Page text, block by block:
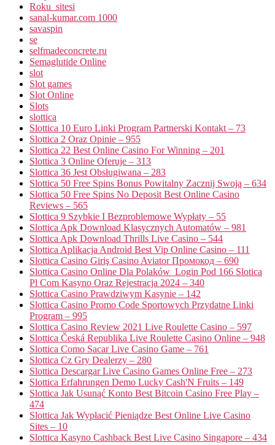
Roku_sitesi
sanal-kumar.com 1000
savaspin
se
selfmadeconcrete.ru
Semaglutide Online
slot
Slot games
Slot Online
Slots
slottica
Slottica 10 Euro Linki Program Partnerski Kontakt – 73
Slottica 2 Oraz Opinie – 955
Slottica 22 Best Online Casino For Winning – 201
Slottica 3 Online Oferuje – 313
Slottica 36 Jest Obsługiwana – 283
Slottica 50 Free Spins Bonus Powitalny Zacznij Swoją – 634
Slottica 50 Free Spins No Deposit Best Online Casino
Reviews – 565
Slottica 9 Szybkie I Bezproblemowe Wypłaty – 55
Slottica Apk Download Klasycznych Automatów – 981
Slottica Apk Download Thrills Live Casino – 544
Slottica Aplikacja Android Best Vip Online Casino – 111
Slottica Casino Giriş Casino Aviator Промокод – 690
Slottica Casino Online Dla Polaków ️ Login Pod 166 Slotica
Pl Com Kasyno Oraz Rejestracja 2024 – 340
Slottica Casino Prawdziwym Kasynie – 142
Slottica Casino Promo Code Sportowych Przydatne Linki
Program – 995
Slottica Casino Review 2021 Live Roulette Casino – 597
Slottica Česká Republika Live Roulette Casino Online – 948
Slottica Como Sacar Live Casino Game – 761
Slottica Cz Gry Dealerzy – 280
Slottica Descargar Live Casino Games Online Free – 273
Slottica Erfahrungen Demo Lucky Cash'N Fruits – 149
Slottica Jak Usunąć Konto Best Bitcoin Casino Free Play –
474
Slottica Jak Wypłacić Pieniądze Best Online Live Casino
Sites – 10
Slottica Kasyno Cashback Best Live Casino Singapore – 434